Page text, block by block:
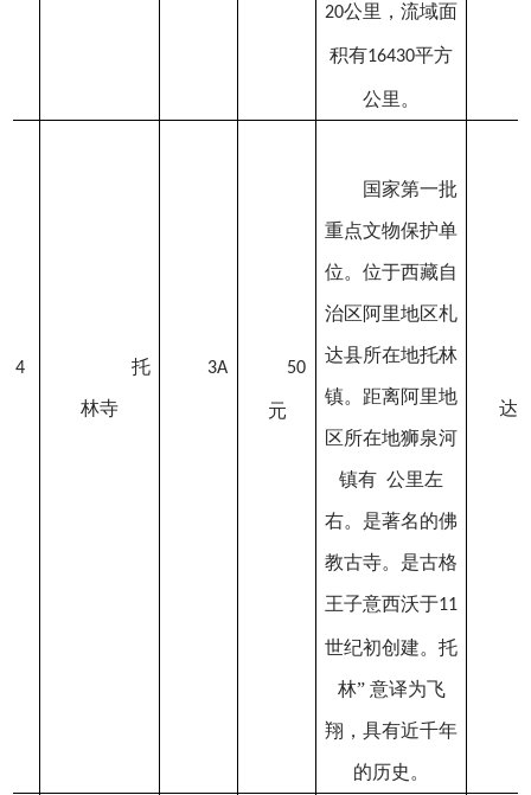
20公里，流域面
积有16430平方
公里。
4 托
林寺
3A 50
元
国家第一批
重点文物保护单
位。位于西藏自
治区阿里地区札
达县所在地托林
镇。距离阿里地
区所在地狮泉河
镇有 公里左
右。是著名的佛
教古寺。是古格
王子意西沃于11
世纪初创建。托
林” 意译为飞
翔，具有近千年
的历史。
达